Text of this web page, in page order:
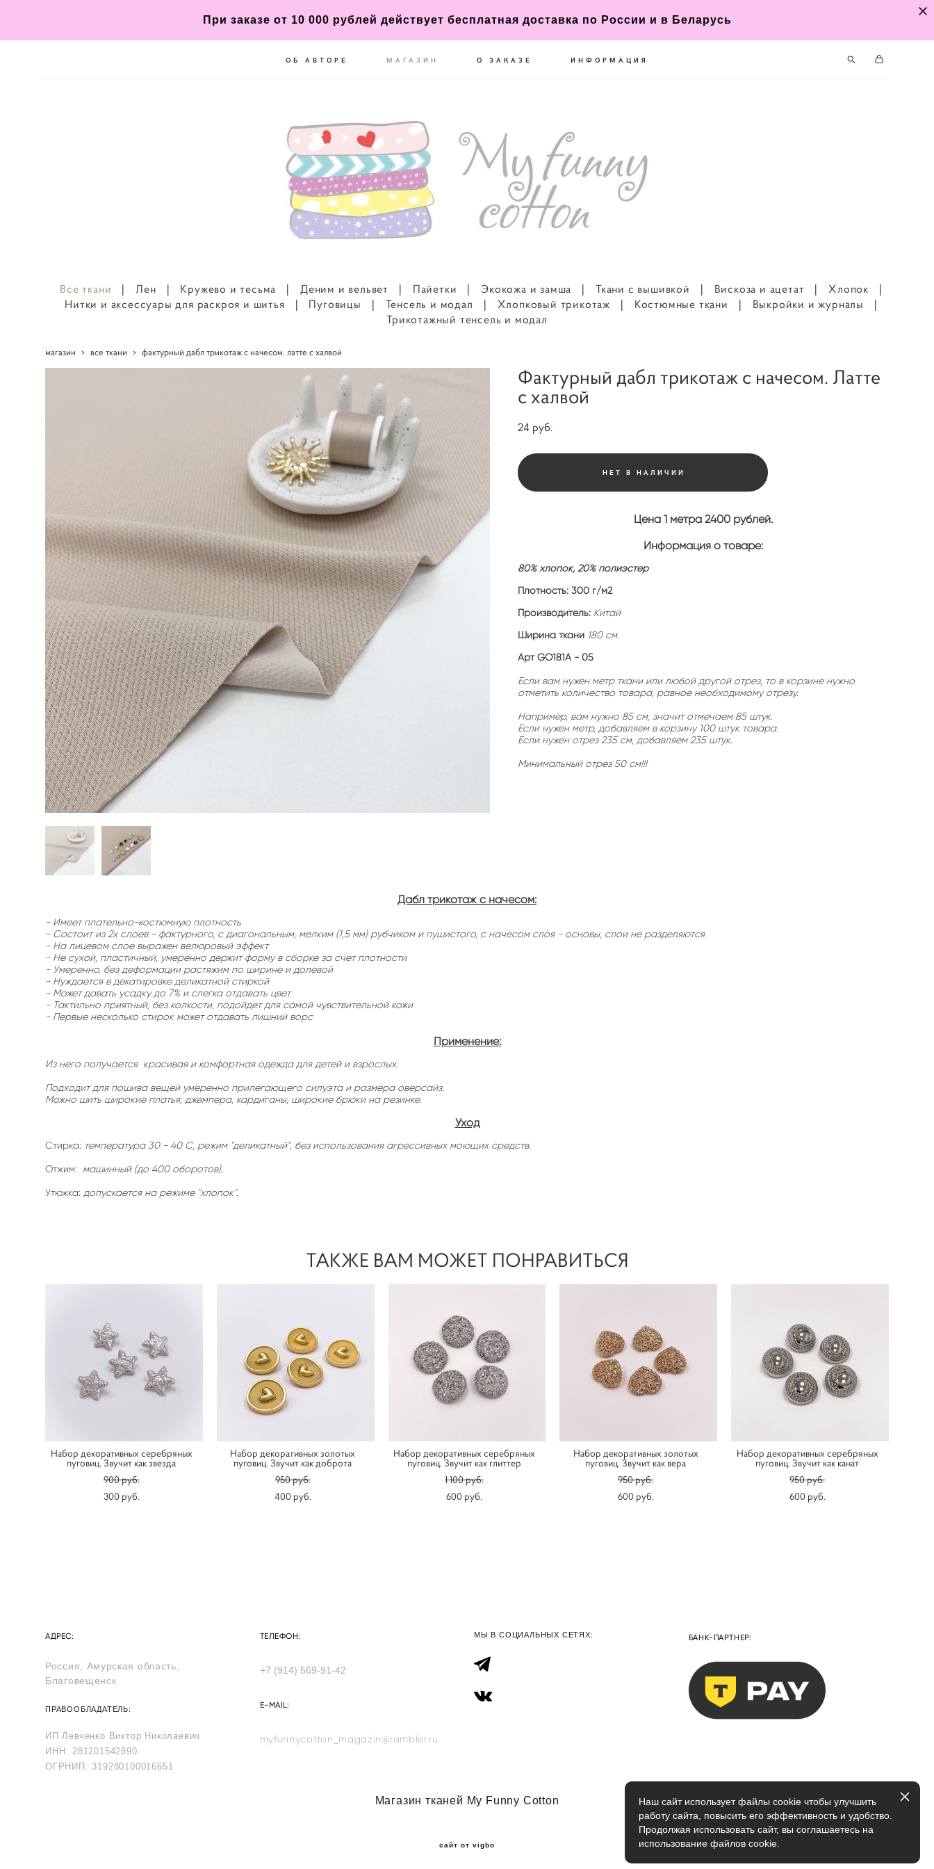
При заказе от 10 000 рублей действует бесплатная доставка по России и в Беларусь
ОБ АВТОРЕ МАГАЗИН О ЗАКАЗЕ ИНФОРМАЦИЯ
Все ткани | Лен | Кружево и тесьма | Деним и вельвет | Пайетки | Экокожа и замша | Ткани с вышивкой | Вискоза и ацетат | Хлопок
|
Нитки и аксессуары для раскроя и шитья
| Пуговицы | Тенсель и модал | Хлопковый трикотаж | Костюмные ткани | Выкройки и журналы
|
Трикотажный тенсель и модал
магазин > все ткани > фактурный дабл трикотаж с начесом. латте с халвой
Фактурный дабл трикотаж с начесом. Латте
с халвой
24 pуб.
НЕТ В НАЛИЧИИ
Цена 1 метра 2400 рублей.
Информация о товаре:
80% хлопок, 20% полиэстер
Плотность: 300г/м2
Производитель: Китай
Ширина ткани 180 см.
Арт GO181A - 05
Если вам нужен метр ткани или любой другой отрез, то в корзине нужно
отметить количество товара, равное необходимому отрезу.
Например, вам нужно 85 см, значит отмечаем 85 штук.
Если нужен метр, добавляем в корзину 100 штук товара.
Если нужен отрез 235 см, добавляем 235 штук.
Минимальный отрез 50 см!!!
Дабл трикотаж с начесом:
- Имеет плательно-костюмную плотность
- Состоит из 2х слоев - фактурного, с диагональным, мелким (1,5 мм) рубчиком и пушистого, с начесом слоя - основы, слои не разделяются
- На лицевом слое выражен велюровый эффект
- Не сухой, пластичный, умеренно держит форму в сборке за счет плотности
- Умеренно, без деформации растяжим по ширине и долевой
- Нуждается в декатировке деликатной стиркой
- Может давать усадку до 7% и слегка отдавать цвет
- Тактильно приятный, без колкости, подойдет для самой чувствительной кожи
- Первые несколько стирок может отдавать лишний ворс
Применение:
Из него получается красивая и комфортная одежда для детей и взрослых.
Подходит для пошива вещей умеренно прилегающего силуэта и размера оверсайз.
Можно шить широкие платья, джемпера, кардиганы, широкие брюки на резинке.
Уход
Стирка: температура 30 - 40 С, режим "деликатный", без использования агрессивных моющих средств.
Отжим: машинный (до 400 оборотов).
Утюжка: допускается на режиме "хлопок".
ТАКЖЕ ВАМ МОЖЕТ ПОНРАВИТЬСЯ
Набор декоративных серебряных
пуговиц. Звучит как звезда
900 pуб.
300 pуб.
Набор декоративных золотых
пуговиц. Звучит как доброта
950 pуб.
400 pуб.
Набор декоративных серебряных
пуговиц. Звучит как глиттер
1 100 pуб.
600 pуб.
Набор декоративных золотых
пуговиц. Звучит как вера
950 pуб.
600 pуб.
Набор декоративных серебряных
пуговиц. Звучит как канат
950 pуб.
600 pуб.
АДРЕС:
Россия, Амурская область,
Благовещенск
ПРАВООБЛАДАТЕЛЬ:
ИП Левченко Виктор Николаевич
ИНН: 281201542890
ОГРНИП: 319280100016651
ТЕЛЕФОН:
+7 (914) 569-91-42
E-MAIL:
myfunnycotton_magazin@rambler.ru
МЫ В СОЦИАЛЬНЫХ СЕТЯХ: БАНК-ПАРТНЕР:
Магазин тканей My Funny Cotton
сайт от vigbo
Наш сайт использует файлы cookie чтобы улучшить
работу сайта, повысить его эффективность и удобство.
Продолжая использовать сайт, вы соглашаетесь на
использование файлов cookie.